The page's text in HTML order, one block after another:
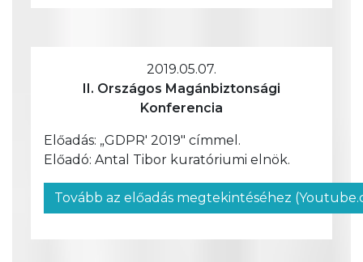
2019.05.07.
II. Országos Magánbiztonsági
Konferencia
Előadás: „GDPR' 2019" címmel.
Előadó: Antal Tibor kuratóriumi elnök.
Tovább az előadás megtekintéséhez